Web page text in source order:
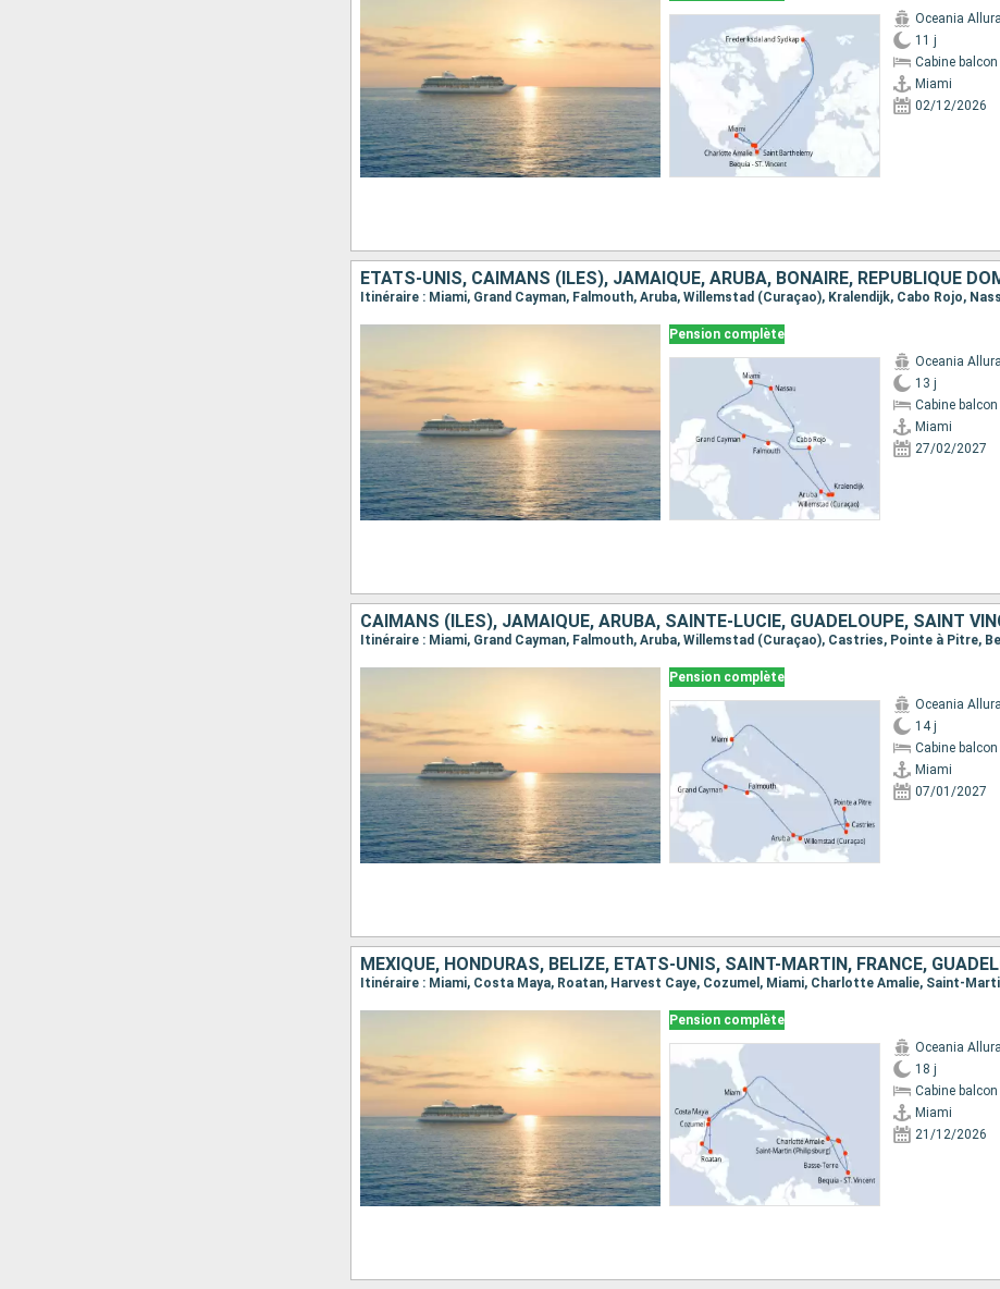
Oceania Allura
11 j
Cabine balcon
Miami
02/12/2026
Itinéraire : Miami, Grand Cayman, Falmouth, Aruba, Willemstad (Curaçao), Kralendijk, Cabo Rojo,
Pension complète
Oceania Allura
13 j
Cabine balcon
Miami
27/02/2027
Pension complète
Oceania Allura
14 j
Cabine balcon
Miami
07/01/2027
Pension complète
Oceania Allura
18 j
Cabine balcon
Miami
21/12/2026